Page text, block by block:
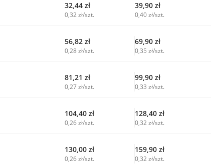
32,44 zł
0,32 zł/szt.
39,90 zł
0,40 zł/szt.
56,82 zł
0,28 zł/szt.
69,90 zł
0,35 zł/szt.
81,21 zł
0,27 zł/szt.
99,90 zł
0,33 zł/szt.
104,40 zł
0,26 zł/szt.
128,40 zł
0,32 zł/szt.
130,00 zł
0,26 zł/szt.
159,90 zł
0,32 zł/szt.